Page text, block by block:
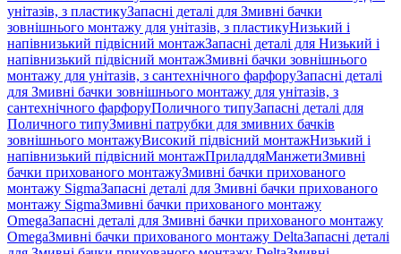
унітазів, з пластикуЗапасні деталі для Змивні бачки
зовнішнього монтажу для унітазів, з пластикуНизький і
напівнизький підвісний монтажЗапасні деталі для Низький і
напівнизький підвісний монтажЗмивні бачки зовнішнього
монтажу для унітазів, з сантехнічного фарфоруЗапасні деталі
для Змивні бачки зовнішнього монтажу для унітазів, з
сантехнічного фарфоруПоличного типуЗапасні деталі для
Поличного типуЗмивні патрубки для змивних бачків
зовнішнього монтажуВисокий підвісний монтажНизький і
напівнизький підвісний монтажПриладдяМанжетиЗмивні
бачки прихованого монтажуЗмивні бачки прихованого
монтажу SigmaЗапасні деталі для Змивні бачки прихованого
монтажу SigmaЗмивні бачки прихованого монтажу
OmegaЗапасні деталі для Змивні бачки прихованого монтажу
OmegaЗмивні бачки прихованого монтажу DeltaЗапасні деталі